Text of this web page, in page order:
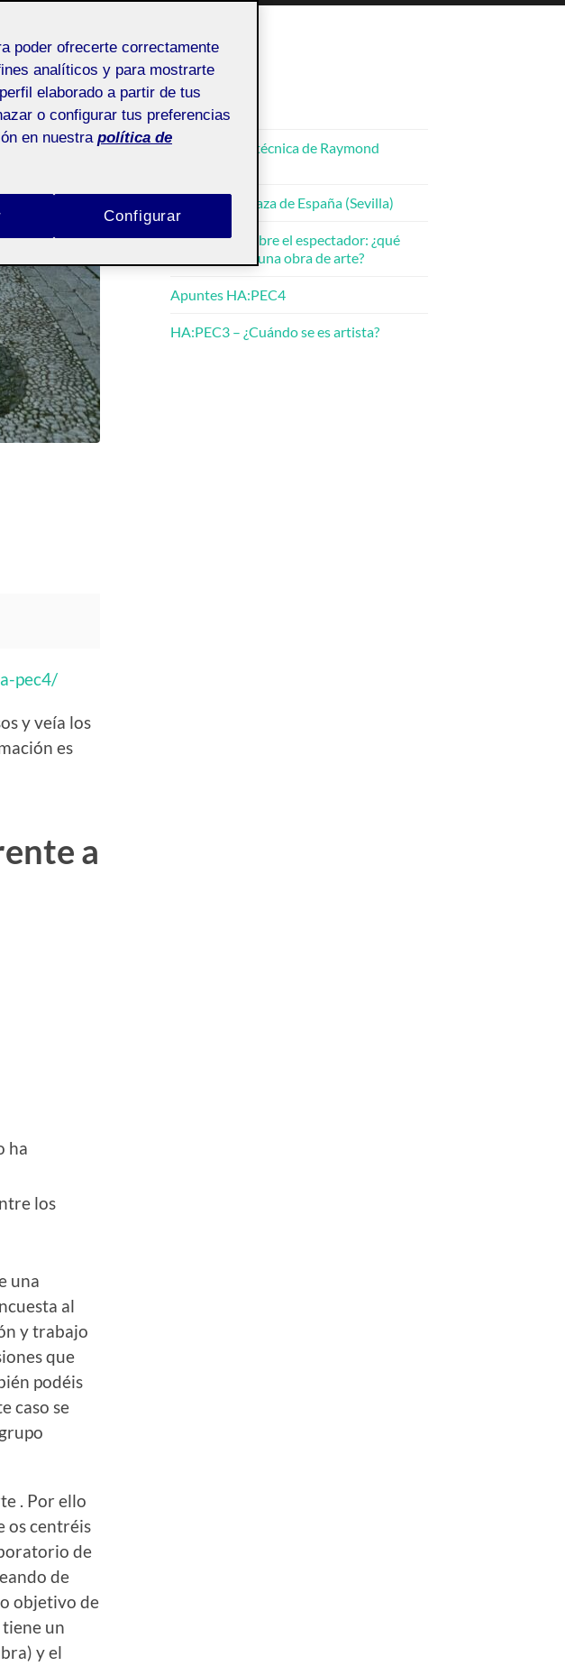
pec4/
y veía los
es
a
ha
los
una
al
y trabajo
que
podéis
caso se
. Por ello
os centréis
de
de
objetivo de
un
y el
La perfección técnica de Raymond
HA:PEC4 – Plaza de España (Sevilla)
HA:PEC4 – Sobre el espectador: ¿qué
hacer frente a una obra de arte?
Apuntes HA:PEC4
HA:PEC3 – ¿Cuándo se es artista?
poder ofrecerte correctamente
analíticos y para mostrarte
elaborado a partir de tus
o configurar tus preferencias
en nuestra política de
Configurar